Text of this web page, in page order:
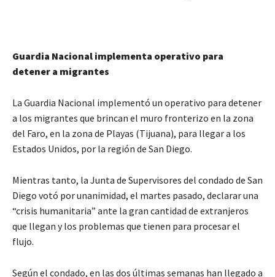
Guardia Nacional implementa operativo para
detener a migrantes
La Guardia Nacional implementó un operativo para detener
a los migrantes que brincan el muro fronterizo en la zona
del Faro, en la zona de Playas (Tijuana), para llegar a los
Estados Unidos, por la región de San Diego.
Mientras tanto, la Junta de Supervisores del condado de San
Diego votó por unanimidad, el martes pasado, declarar una
“crisis humanitaria” ante la gran cantidad de extranjeros
que llegan y los problemas que tienen para procesar el
flujo.
Según el condado, en las dos últimas semanas han llegado a